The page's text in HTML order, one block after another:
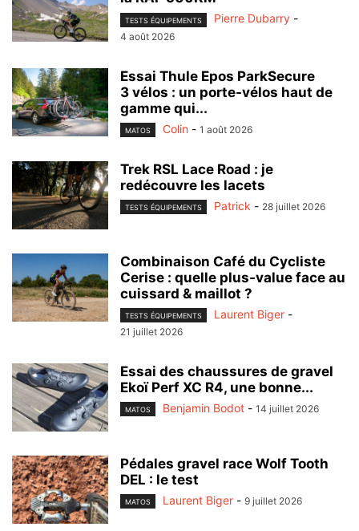
TESTS ÉQUIPEMENTS Pierre Dubarry -
4 août 2026
Essai Thule Epos ParkSecure
3 vélos : un porte-vélos haut de
gamme qui...
MATOS Colin - 1 août 2026
Trek RSL Lace Road : je
redécouvre les lacets
TESTS ÉQUIPEMENTS Patrick - 28 juillet 2026
Combinaison Café du Cycliste
Cerise : quelle plus-value face au
cuissard & maillot ?
TESTS ÉQUIPEMENTS Laurent Biger -
21 juillet 2026
Essai des chaussures de gravel
Ekoï Perf XC R4, une bonne...
MATOS Benjamin Bodot - 14 juillet 2026
Pédales gravel race Wolf Tooth
DEL : le test
MATOS Laurent Biger - 9 juillet 2026